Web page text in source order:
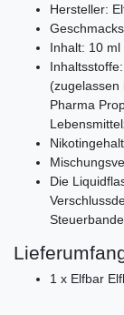
Hersteller:
Inhalt: 10 ml
(zugelassen
Pharma
Die
1 x Elfbar